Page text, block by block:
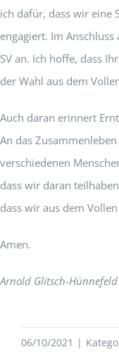
ich dafür, dass wir eine
engagiert. Im
SV an. Ich hoffe, dass
der Wahl aus dem
Auch daran erinnert
An das
verschiedenen
dass wir daran
dass wir aus dem
Amen.
Arnold Glitsch-Hünnefeld
06/10/2021 |